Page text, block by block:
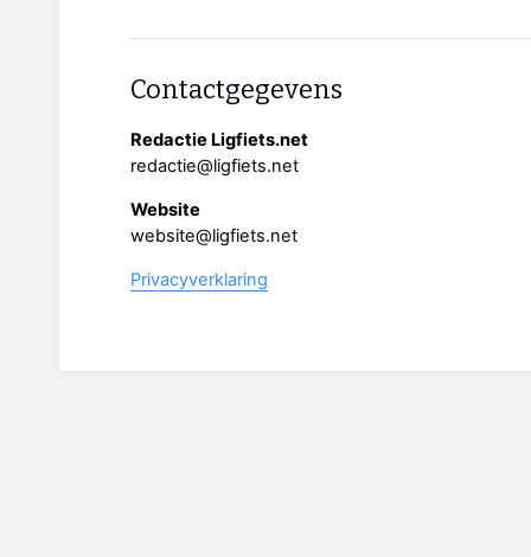
Contactgegevens
Redactie Ligfiets.net
redactie@ligfiets.net
Website
website@ligfiets.net
Privacyverklaring